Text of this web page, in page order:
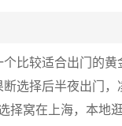
个比较适合出门的
选择后半夜出门
择窝在上海，本地